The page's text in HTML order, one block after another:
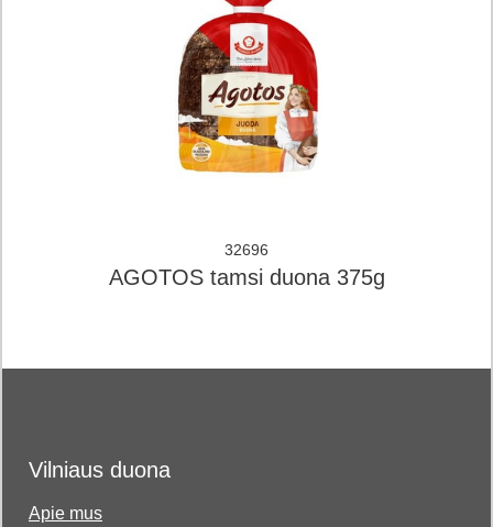
32696
AGOTOS tamsi duona 375g
Vilniaus duona
Apie mus